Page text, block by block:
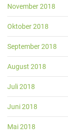
November 2018
Oktober 2018
September 2018
August 2018
Juli 2018
Juni 2018
Mai 2018